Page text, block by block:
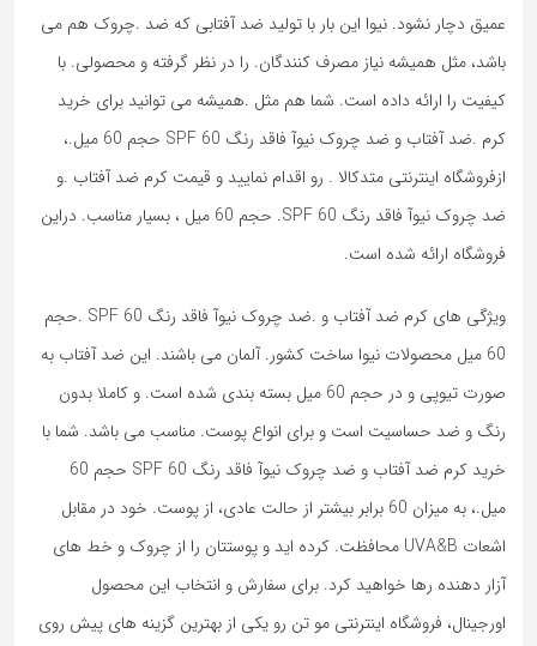
عمیق دچار نشود. نیوا این بار با تولید ضد آفتابی که ضد .چروک هم می
باشد، مثل همیشه نیاز مصرف کنندگان. را در نظر گرفته و محصولی. با
کیفیت را ارائه داده است. شما هم مثل .همیشه می توانید برای خرید
کرم .ضد آفتاب و ضد چروک نیوآ فاقد رنگ SPF 60 حجم 60 میل.،
ازفروشگاه اینترنتی متدکالا . رو اقدام نمایید و قیمت کرم ضد آفتاب .و
ضد چروک نیوآ فاقد رنگ SPF 60. حجم 60 میل ، بسیار مناسب. دراین
فروشگاه ارائه شده است.
ویژگی های کرم ضد آفتاب و .ضد چروک نیوآ فاقد رنگ SPF 60 .حجم
60 میل محصولات نیوا ساخت کشور. آلمان می باشند. این ضد آفتاب به
صورت تیوپی و در حجم 60 میل بسته بندی شده است. و کاملا بدون
رنگ و ضد حساسیت است و برای انواع پوست. مناسب می باشد. شما با
خرید کرم ضد آفتاب و ضد چروک نیوآ فاقد رنگ SPF 60 حجم 60
میل.، به میزان 60 برابر بیشتر از حالت عادی، از پوست. خود در مقابل
اشعات UVA&B محافظت. کرده اید و پوستتان را از چروک و خط های
آزار دهنده رها خواهید کرد. برای سفارش و انتخاب این محصول
اورجینال، فروشگاه اینترنتی مو تن رو یکی از بهترین گزینه های پیش روی